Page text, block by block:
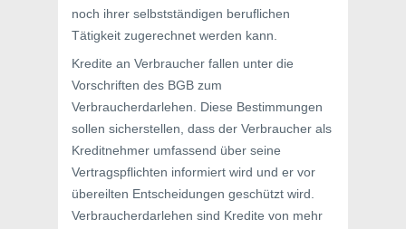
noch ihrer selbstständigen beruflichen
Tätigkeit zugerechnet werden kann.
Kredite an Verbraucher fallen unter die
Vorschriften des BGB zum
Verbraucherdarlehen. Diese Bestimmungen
sollen sicherstellen, dass der Verbraucher als
Kreditnehmer umfassend über seine
Vertragspflichten informiert wird und er vor
übereilten Entscheidungen geschützt wird.
Verbraucherdarlehen sind Kredite von mehr